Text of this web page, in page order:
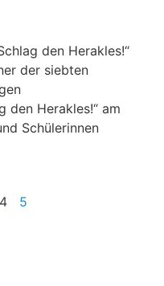
den Herakles!“
der siebten
den Herakles!“ am
Schülerinnen
4 5